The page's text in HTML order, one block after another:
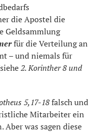
die Apostel die
Geldsammlung
für die Verteilung an
– und niemals für
2. Korinther 8 und
5,17-18falsch und
Mitarbeiter ein
Aber was sagen diese